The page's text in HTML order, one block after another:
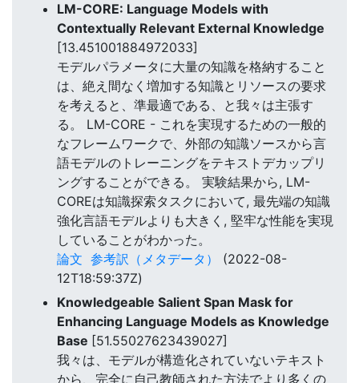
LM-CORE: Language Models with
Contextually Relevant External Knowledge
[13.451001884972033]
モデルパラメータに大量の知識を格納すること
は、絶え間なく増加する知識とリソースの要求
を考えると、準最適である、と我々は主張す
る。 LM-CORE - これを実現するための一般的
なフレームワークで、外部の知識ソースから言
語モデルのトレーニングをテキストデカップリ
ングすることができる。 実験結果から, LM-
COREは知識探索タスクにおいて, 最先端の知識
強化言語モデルよりも大きく, 堅牢な性能を実現
していることがわかった。
論文 参考訳（メタデータ）
(2022-08-
12T18:59:37Z)
Knowledgeable Salient Span Mask for
Enhancing Language Models as Knowledge
Base [51.55027623439027]
我々は、モデルが構造化されていないテキスト
から、完全に自己教師された方法でより多くの